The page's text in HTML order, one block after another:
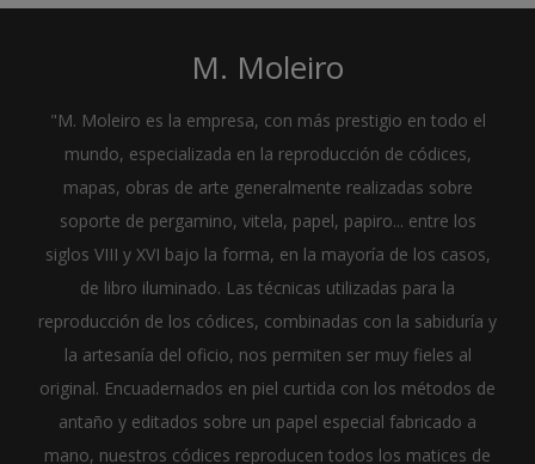
M. Moleiro
"M. Moleiro es la empresa, con más prestigio en todo el
mundo, especializada en la reproducción de códices,
mapas, obras de arte generalmente realizadas sobre
soporte de pergamino, vitela, papel, papiro... entre los
siglos VIII y XVI bajo la forma, en la mayoría de los casos,
de libro iluminado. Las técnicas utilizadas para la
reproducción de los códices, combinadas con la sabiduría y
la artesanía del oficio, nos permiten ser muy fieles al
original. Encuadernados en piel curtida con los métodos de
antaño y editados sobre un papel especial fabricado a
mano, nuestros códices reproducen todos los matices de